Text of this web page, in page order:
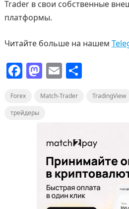
Trader в свои собственные
платформы.
Читайте больше на нашем
F
c
e
M
st
o
n
E
ai
О
в
и
т
ь
Forex Match-Trader TradingView
трейдеры